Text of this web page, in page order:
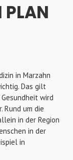
PLAN
in Marzahn
Das gilt
wird
um die
in der Region
in der
in